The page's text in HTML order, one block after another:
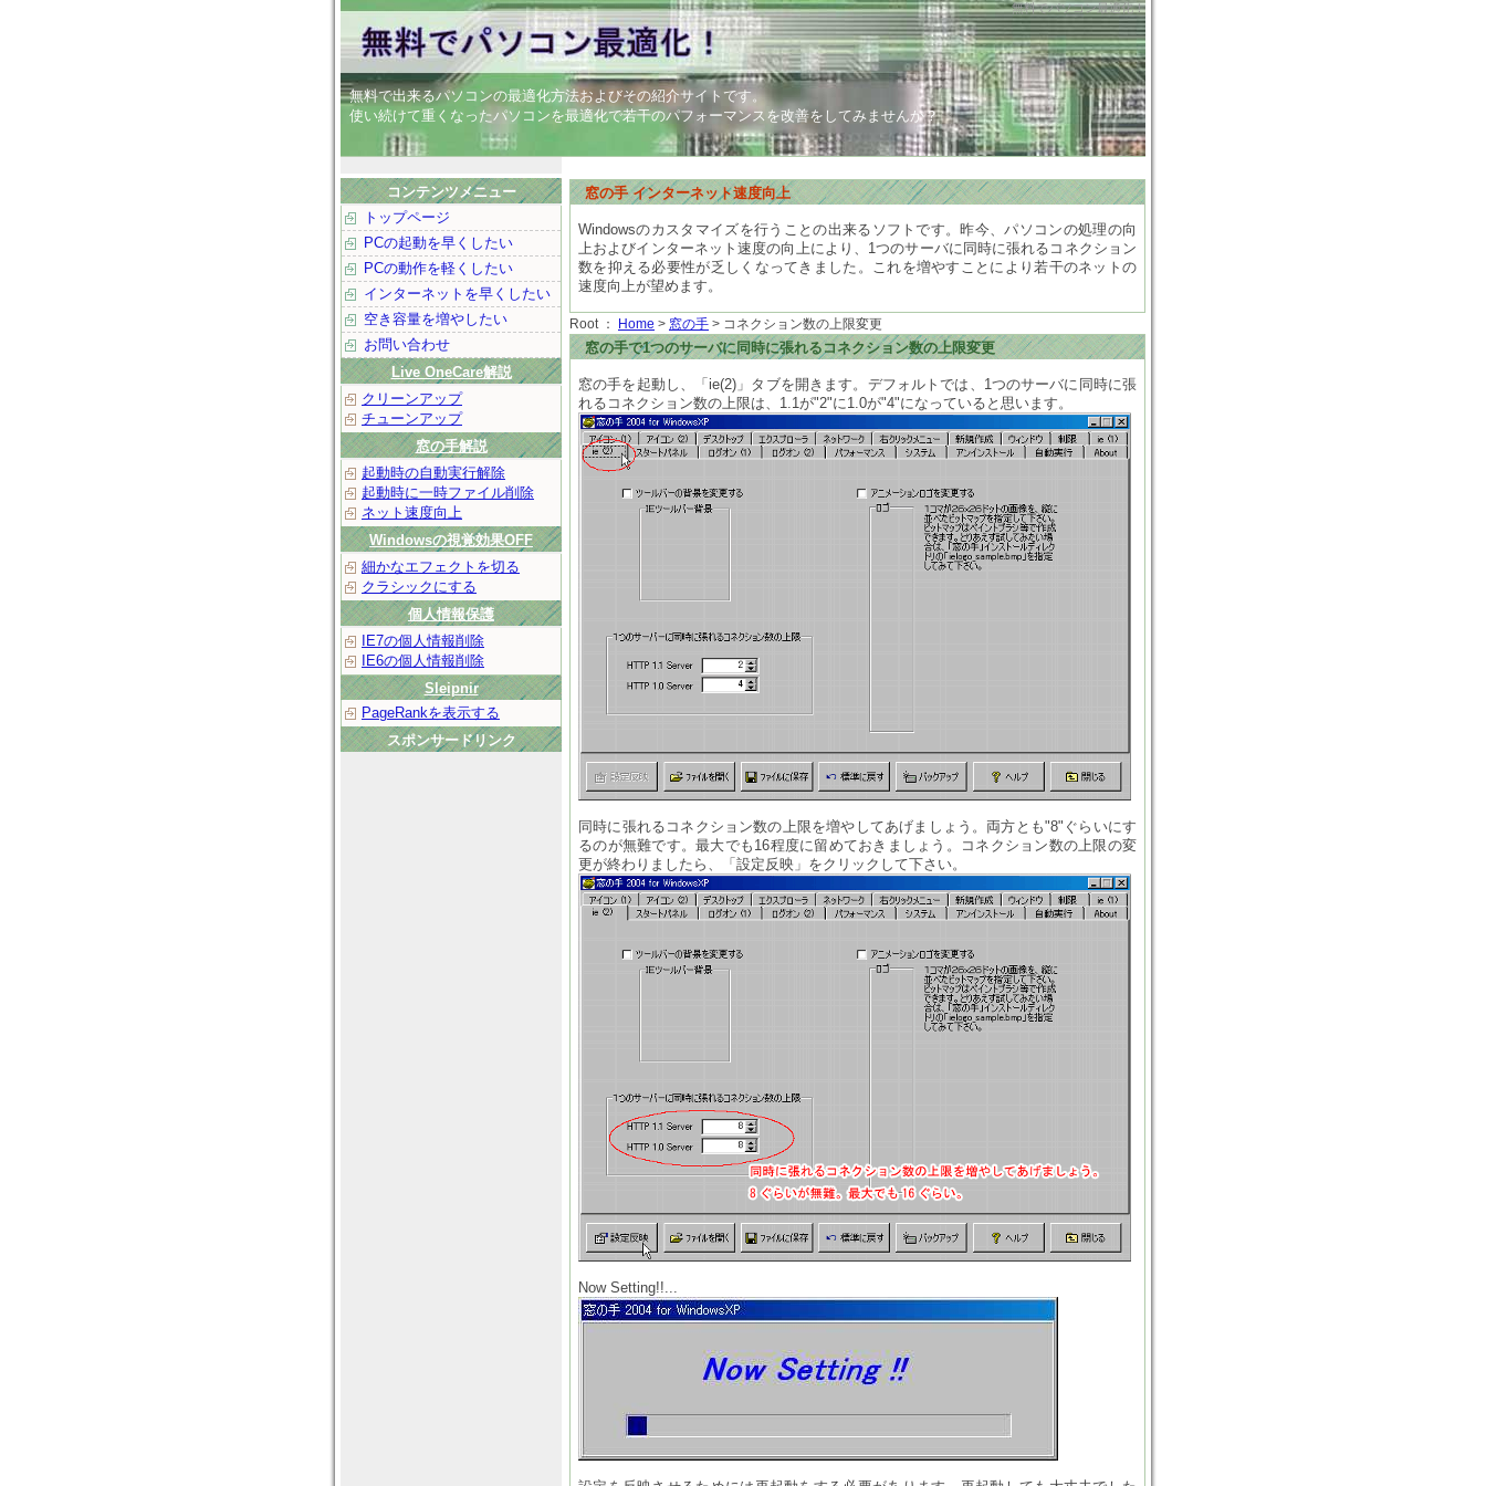
無料でパソコン最適化！
無料で出来るパソコンの最適化方法およびその紹介サイトです。
使い続けて重くなったパソコンを最適化で若干のパフォーマンスを改善をしてみませんか？
窓の手 インターネット速度向上
Windowsのカスタマイズを行うことの出来るソフトです。昨今、パソコンの処理の向
上およびインターネット速度の向上により、1つのサーバに同時に張れるコネクション
数を抑える必要性が乏しくなってきました。これを増やすことにより若干のネットの
速度向上が望めます。
Root ： Home > 窓の手 > コネクション数の上限変更
窓の手で1つのサーバに同時に張れるコネクション数の上限変更
窓の手を起動し、「ie(2)」タブを開きます。デフォルトでは、1つのサーバに同時に張
れるコネクション数の上限は、1.1が"2"に1.0が"4"になっていると思います。
同時に張れるコネクション数の上限を増やしてあげましょう。両方とも"8"ぐらいにす
るのが無難です。最大でも16程度に留めておきましょう。コネクション数の上限の変
更が終わりましたら、「設定反映」をクリックして下さい。
Now Setting!!...
コンテンツメニュー
トップページ
PCの起動を早くしたい
PCの動作を軽くしたい
インターネットを早くしたい
空き容量を増やしたい
お問い合わせ
Live OneCare解説
クリーンアップ
チューンアップ
窓の手解説
起動時の自動実行解除
起動時に一時ファイル削除
ネット速度向上
Windowsの視覚効果OFF
細かなエフェクトを切る
クラシックにする
個人情報保護
IE7の個人情報削除
IE6の個人情報削除
Sleipnir
PageRankを表示する
スポンサードリンク